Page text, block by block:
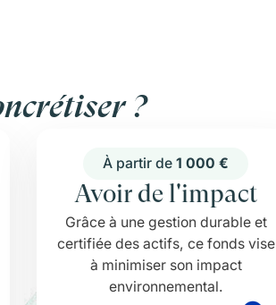
?
À partir de1 000 €
Avoir de l'impact
Grâce à une gestion durable et
certifiée des actifs, ce fonds vise
à minimiser son impact
environnemental.